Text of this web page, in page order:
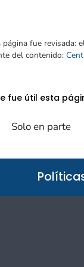
página fue revisada:
del contenido:
fue útil esta
Solo en parte